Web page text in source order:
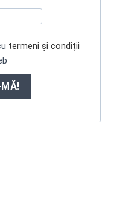
termeni și condiții